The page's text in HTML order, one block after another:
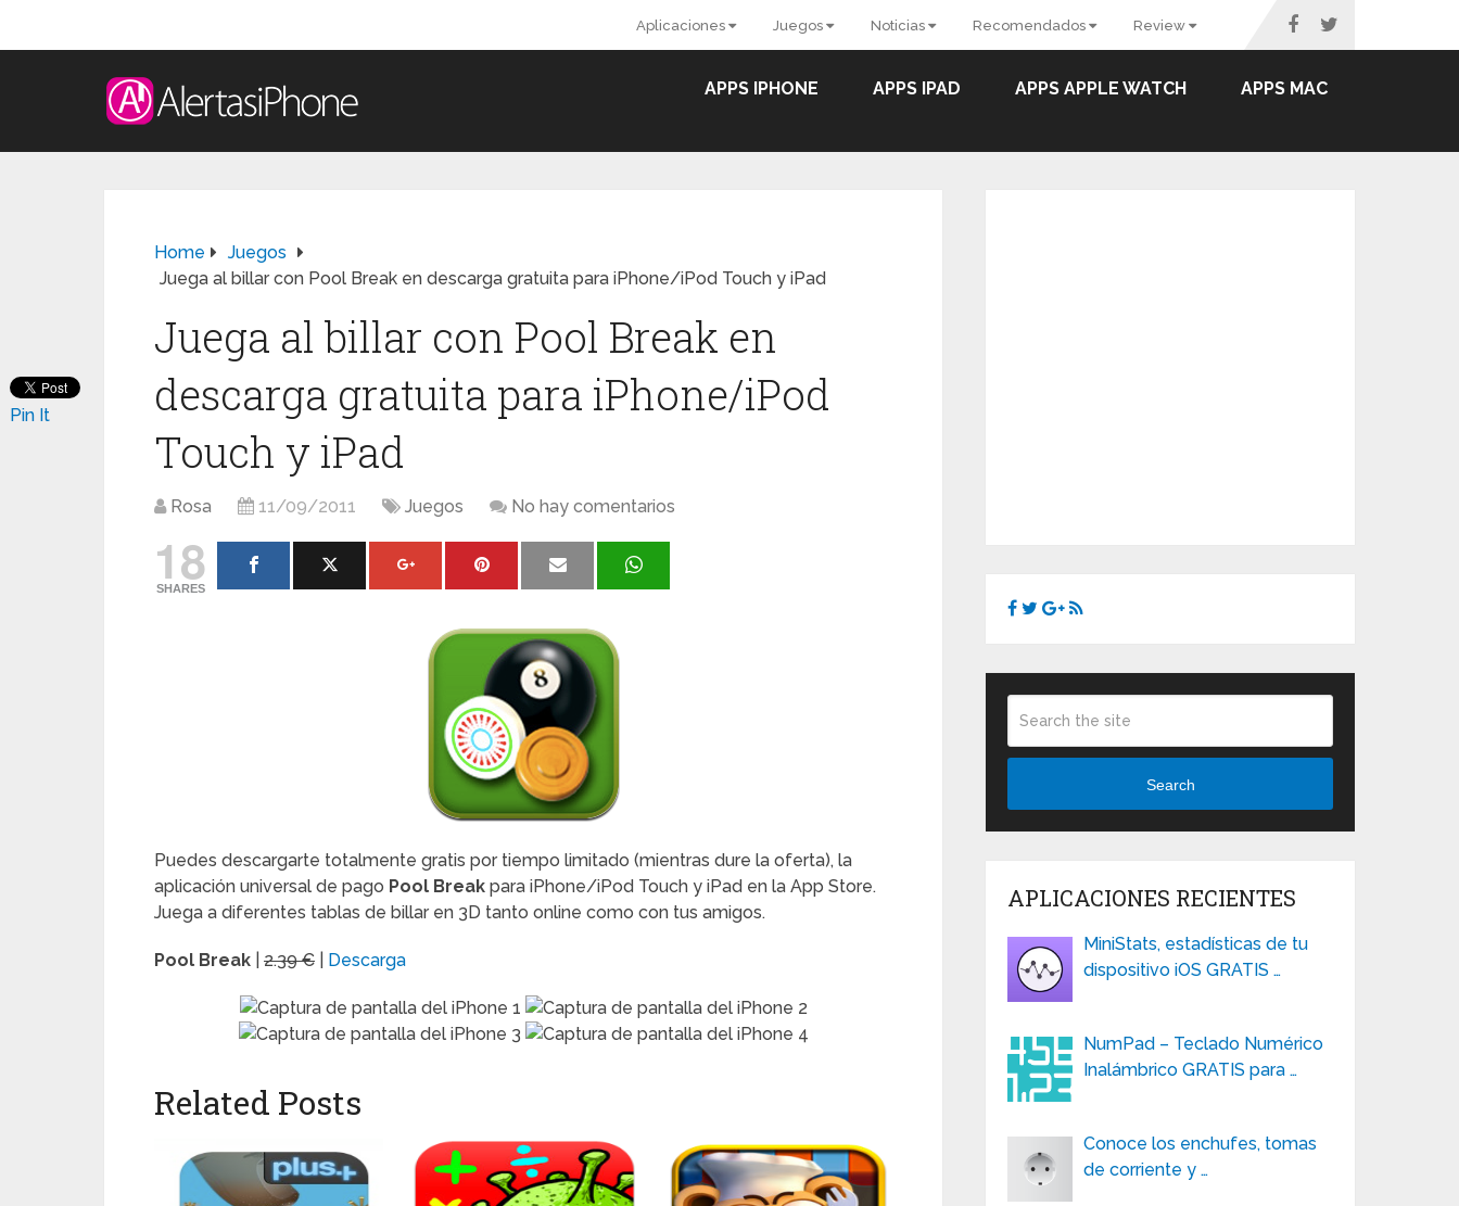
Aplicaciones Juegos Noticias Recomendados Review
APPS IPHONE APPS IPAD APPS APPLE WATCH APPS MAC
Home
Juegos
Juega al billar con Pool Break en descarga gratuita para iPhone/iPod Touch y iPad
Juega al billar con Pool Break en
descarga gratuita para iPhone/iPod
Touch y iPad
Rosa 11/09/2011 Juegos No hay comentarios
18
SHARES
Puedes descargarte totalmente gratis por tiempo limitado (mientras dure la oferta), la
aplicación universal de pago Pool Break para iPhone/iPod Touch y iPad en la App Store.
Juega a diferentes tablas de billar en 3D tanto online como con tus amigos.
Pool Break 2.39 € Descarga
Pin It
Related Posts
Search
APLICACIONES RECIENTES
MiniStats, estadísticas de tu
dispositivo iOS GRATIS …
NumPad – Teclado Numérico
Inalámbrico GRATIS para …
Conoce los enchufes, tomas
de corriente y …